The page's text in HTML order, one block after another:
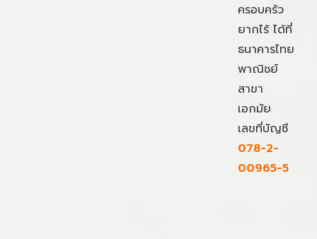
ครอบครัว
ยากไร้ ได้ที่
ธนาคารไทย
พาณิชย์
สาขา
เอกมัย
เลขที่บัญชี
078-2-
00965-5